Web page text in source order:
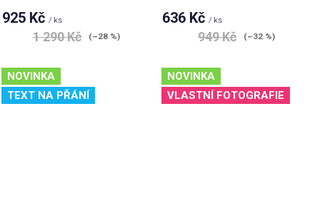
925 Kč / ks
1 290 Kč (–28 %)
636 Kč / ks
949 Kč (–32 %)
NOVINKA
TEXT NA PŘÁNÍ
NOVINKA
VLASTNÍ FOTOGRAFIE